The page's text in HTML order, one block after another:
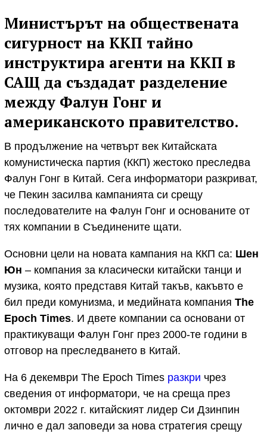
Министърът на обществената
сигурност на ККП тайно
инструктира агенти на ККП в
САЩ да създадат разделение
между Фалун Гонг и
американското правителство.
В продължение на четвърт век Китайската
комунистическа партия (ККП) жестоко преследва
Фалун Гонг в Китай. Сега информатори разкриват,
че Пекин засилва кампанията си срещу
последователите на Фалун Гонг и основаните от
тях компании в Съединените щати.
Основни цели на новата кампания на ККП са: Шен
Юн – компания за класически китайски танци и
музика, която представя Китай такъв, какъвто е
бил преди комунизма, и медийната компания The
Epoch Times. И двете компании са основани от
практикуващи Фалун Гонг през 2000-те години в
отговор на преследването в Китай.
На 6 декември The Epoch Times разкри чрез
сведения от информатори, че на среща през
октомври 2022 г. китайският лидер Си Дзинпин
лично е дал заповеди за нова стратегия срещу